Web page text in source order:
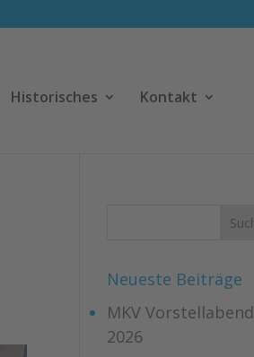
Historisches Kontakt
Neueste Beiträge
MKV Vorstellabend
2026